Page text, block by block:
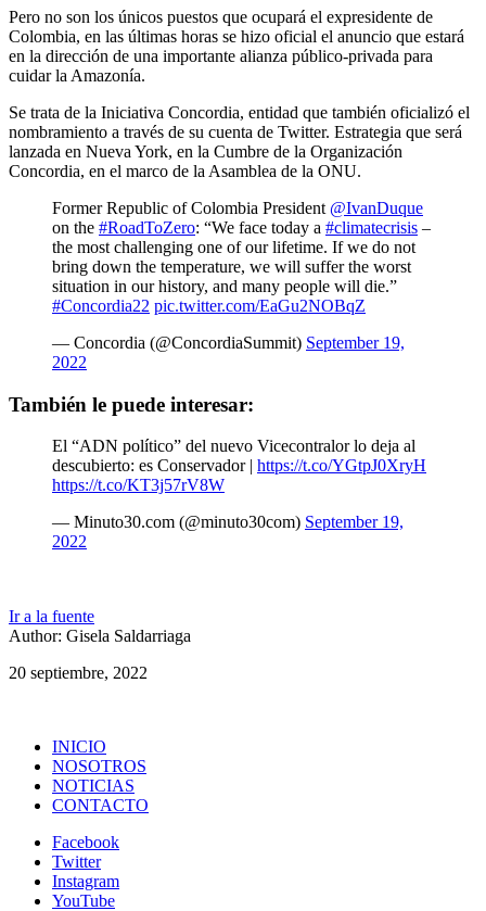
Pero no son los únicos puestos que ocupará el expresidente de
Colombia, en las últimas horas se hizo oficial el anuncio que estará
en la dirección de una importante alianza público-privada para
cuidar la Amazonía.
Se trata de la Iniciativa Concordia, entidad que también oficializó el
nombramiento a través de su cuenta de Twitter. Estrategia que será
lanzada en Nueva York, en la Cumbre de la Organización
Concordia, en el marco de la Asamblea de la ONU.
Former Republic of Colombia President @IvanDuque
on the #RoadToZero: “We face today a #climatecrisis –
the most challenging one of our lifetime. If we do not
bring down the temperature, we will suffer the worst
situation in our history, and many people will die.”
#Concordia22 pic.twitter.com/EaGu2NOBqZ
— Concordia (@ConcordiaSummit) September 19,
2022
También le puede interesar:
El “ADN político” del nuevo Vicecontralor lo deja al
descubierto: es Conservador | https://t.co/YGtpJ0XryH
https://t.co/KT3j57rV8W
— Minuto30.com (@minuto30com) September 19,
2022
Ir a la fuente
Author: Gisela Saldarriaga
20 septiembre, 2022
INICIO
NOSOTROS
NOTICIAS
CONTACTO
Facebook
Twitter
Instagram
YouTube